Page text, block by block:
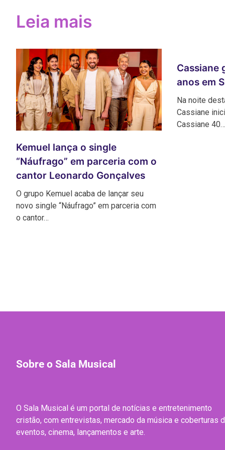
Leia mais
Kemuel lança o single
“Náufrago” em parceria com o
cantor Leonardo Gonçalves
O grupo Kemuel acaba de lançar seu
novo single “Náufrago” em parceria com
o cantor…
Cassiane
anos em
Na noite
Cassiane
Cassiane 40…
Sobre o Sala Musical
O Sala Musical é um portal de notícias e entretenimento
cristão, com entrevistas, mercado da música e coberturas
eventos, cinema, lançamentos e arte.